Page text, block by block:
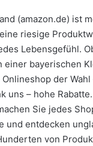
(amazon.de) ist
riesige
Lebensgefühl.
einer bayerischen
der
uns – hohe
Sie jedes
und entdecken
von